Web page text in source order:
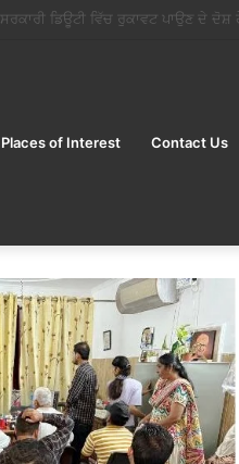
महायात्रा’ शुरू करने की घोषणा की
Places of Interest Contact Us